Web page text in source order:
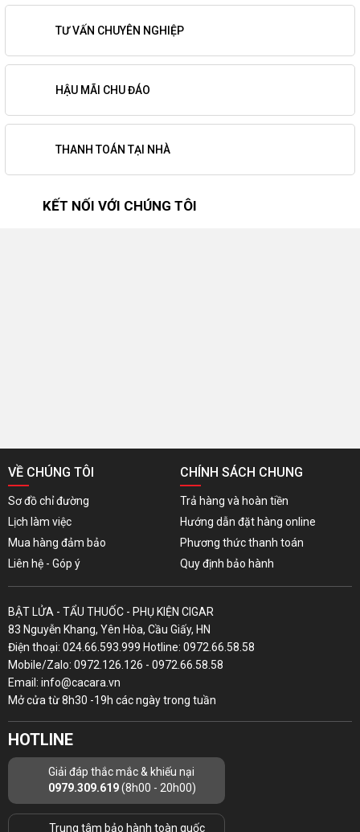
TƯ VẤN CHUYÊN NGHIỆP
HẬU MÃI CHU ĐÁO
THANH TOÁN TẠI NHÀ
KẾT NỐI VỚI CHÚNG TÔI
VỀ CHÚNG TÔI
Sơ đồ chỉ đường
Lịch làm việc
Mua hàng đảm bảo
Liên hệ - Góp ý
CHÍNH SÁCH CHUNG
Trả hàng và hoàn tiền
Hướng dẫn đặt hàng online
Phương thức thanh toán
Quy định bảo hành
BẬT LỬA - TẨU THUỐC - PHỤ KIỆN CIGAR
83 Nguyễn Khang, Yên Hòa, Cầu Giấy, HN
Điện thoại: 024.66.593.999 Hotline: 0972.66.58.58
Mobile/Zalo: 0972.126.126 - 0972.66.58.58
Email: info@cacara.vn
Mở cửa từ 8h30 -19h các ngày trong tuần
HOTLINE
Giải đáp thắc mắc & khiếu nại
0979.309.619(8h00 - 20h00)
Trung tâm bảo hành toàn quốc